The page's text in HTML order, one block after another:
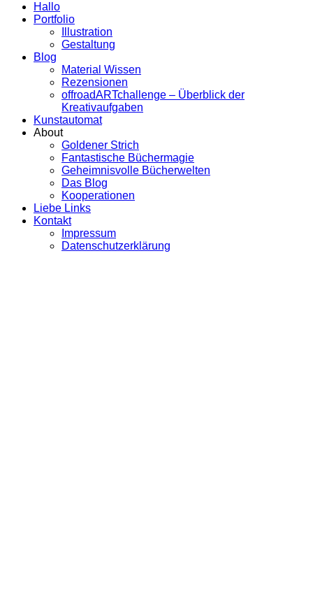
Hallo
Portfolio
Illustration
Gestaltung
Blog
Material Wissen
Rezensionen
offroadARTchallenge – Überblick der
Kreativaufgaben
Kunstautomat
About
Goldener Strich
Fantastische Büchermagie
Geheimnisvolle Bücherwelten
Das Blog
Kooperationen
Liebe Links
Kontakt
Impressum
Datenschutzerklärung